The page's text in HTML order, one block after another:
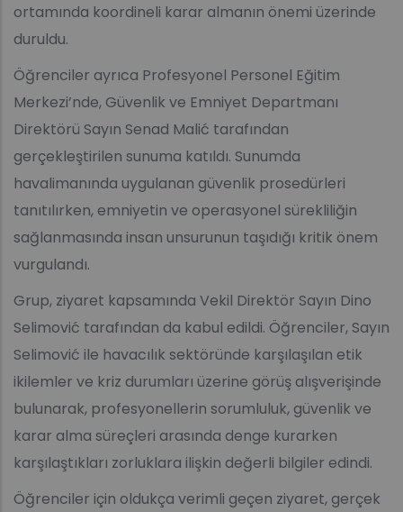
ortamında koordineli karar almanın önemi üzerinde
duruldu.
Öğrenciler ayrıca Profesyonel Personel Eğitim
Merkezi’nde, Güvenlik ve Emniyet Departmanı
Direktörü Sayın Senad Malić tarafından
gerçekleştirilen sunuma katıldı. Sunumda
havalimanında uygulanan güvenlik prosedürleri
tanıtılırken, emniyetin ve operasyonel sürekliliğin
sağlanmasında insan unsurunun taşıdığı kritik önem
vurgulandı.
Grup, ziyaret kapsamında Vekil Direktör Sayın Dino
Selimović tarafından da kabul edildi. Öğrenciler, Sayın
Selimović ile havacılık sektöründe karşılaşılan etik
ikilemler ve kriz durumları üzerine görüş alışverişinde
bulunarak, profesyonellerin sorumluluk, güvenlik ve
karar alma süreçleri arasında denge kurarken
karşılaştıkları zorluklara ilişkin değerli bilgiler edindi.
Öğrenciler için oldukça verimli geçen ziyaret, gerçek